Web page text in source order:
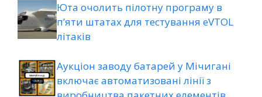
Юта очолить пілотну програму в
п’яти штатах для тестування eVTOL
літаків
Аукціон заводу батарей у Мічигані
включає автоматизовані лінії з